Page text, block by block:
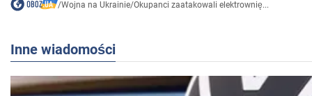
/Wojna na Ukrainie/Okupanci zaatakowali elektrownię...
Inne wiadomości